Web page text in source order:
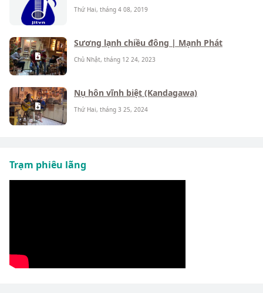
Thứ Hai, tháng 4 08, 2019
Sương lạnh chiều đông | Mạnh Phát
Chủ Nhật, tháng 12 24, 2023
Nụ hôn vĩnh biệt (Kandagawa)
Thứ Hai, tháng 3 25, 2024
Trạm phiêu lãng